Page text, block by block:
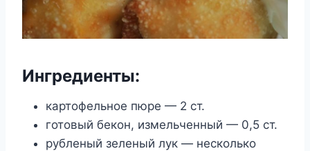
Ингредиенты:
картофельное пюре — 2 ст.
готовый бекон, измельченный — 0,5 ст.
рубленый зеленый лук — несколько